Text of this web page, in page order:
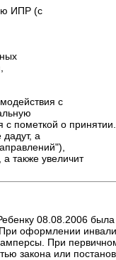
ИПР (с
с
с пометкой о принятии.
а
также увеличит
08.08.2006
оформлении
При
закона или